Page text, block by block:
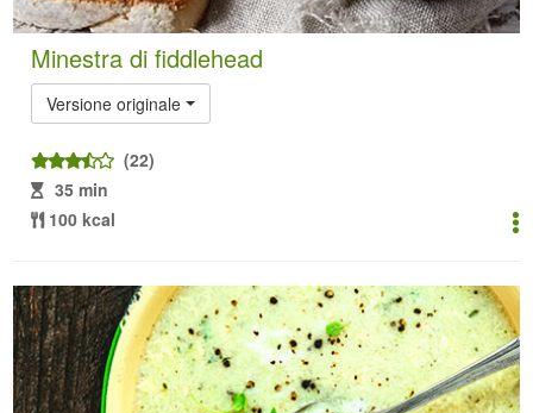
Minestra di fiddlehead
Versione originale
(22)
35 min
100 kcal